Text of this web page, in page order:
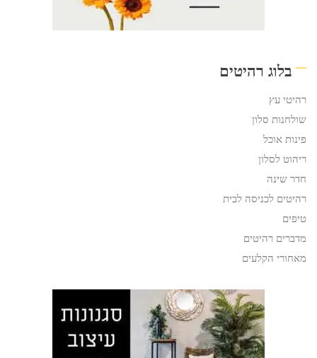
בלוג רהיטים
רהיטי עץ
שולחנות סלון
פינות אוכל
ריהוט לסלון
חדר שינה
רהיטים לכניסה לבית
טיפים
מדברים רהיטים
מאחורי הקלעים